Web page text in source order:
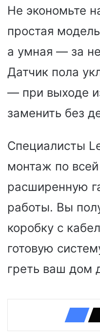
Не экономьте
простая
а умная — за
Датчик пола
— при выходе
заменить без
Специалисты
монтаж по
расширенную
работы. Вы
коробку с
готовую
греть ваш дом